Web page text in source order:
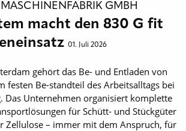
GMBH
macht den 830 G fit
01. Juli 2026
gehört das Be- und Entladen von
festen Be-standteil des Arbeitsalltags bei
Das Unternehmen organisiert komplette
für Schütt- und Stückgüter
Zellulose – immer mit dem Anspruch, für